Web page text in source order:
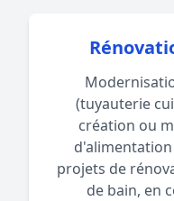
(tuyauterie
création ou
projets de
de bain, en